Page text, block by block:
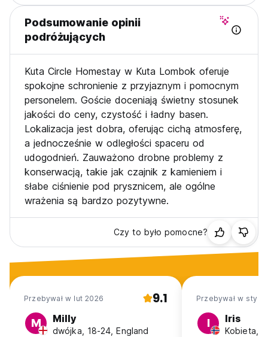
Podsumowanie opinii
podróżujących
Kuta Circle Homestay w Kuta Lombok oferuje
spokojne schronienie z przyjaznym i pomocnym
personelem. Goście doceniają świetny stosunek
jakości do ceny, czystość i ładny basen.
Lokalizacja jest dobra, oferując cichą atmosferę,
a jednocześnie w odległości spaceru od
udogodnień. Zauważono drobne problemy z
konserwacją, takie jak czajnik z kamieniem i
słabe ciśnienie pod prysznicem, ale ogólne
wrażenia są bardzo pozytywne.
Czy to było pomocne?
Przebywał w lut 2026 9.1
M Milly
dwójka, 18-24, England
Przebywał w sty
I Iris
Kobieta,